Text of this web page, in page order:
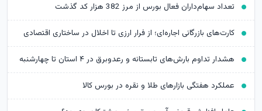
تعداد سهام‌داران فعال بورس از مرز 382 هزار کد گذشت
کارت‌های بازرگانی اجاره‌ای؛ از فرار ارزی تا اخلال در ساختاری اقتصادی
هشدار تداوم بارش‌های تابستانه و رعدوبرق در ۴ استان تا چهارشنبه
عملکرد هفتگی بازارهای طلا و نقره در بورس کالا